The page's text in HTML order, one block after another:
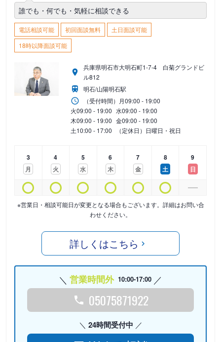
誰でも・何でも・気軽に相談できる
電話相談可能 初回面談無料
土日面談可能
18時以降面談可能
兵庫県明石市大明石町1-7-4 白菊グランドビ
ル812
明石/山陽明石駅
（受付時間） 月09:00 - 19:00
火09:00 - 19:00 水09:00 - 19:00
木09:00 - 19:00 金09:00 - 19:00
土10:00 - 17:00 （定休日）日曜日・祝日
3
月
4
火
5
水
6
木
7
金
8
土
9
日
※営業日・相談可能日が変更となる場合もございます。詳細はお問い合
わせください。
詳しくはこちら
営業時間外 10:00-17:00
05075871922
24時間受付中